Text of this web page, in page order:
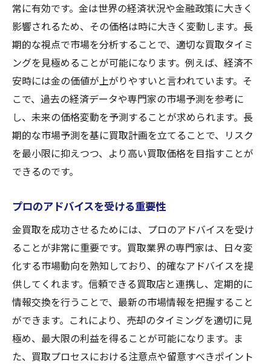
常に有効です。金は世界の経済状況や金融政策に大きく
影響されるため、その価格は時に大きく変動します。長
期的な視点で市場を分析することで、適切な買取タイミ
ングを見極めることが可能になります。例えば、経済不
安時には金の価値が上がりやすいと言われています。そ
こで、過去の経済データや専門家の市場予測を参考に
し、未来の価格変動を予測することが求められます。長
期的な市場予測を基に買取計画を立てることで、リスク
を最小限に抑えつつ、より高い買取価格を目指すことが
できるのです。
プロのアドバイスを受ける重要性
金買取を成功させるためには、プロのアドバイスを受け
ることが非常に重要です。買取業界の専門家は、日々変
化する市場動向を熟知しており、的確なアドバイスを提
供してくれます。信頼できる買取店と連携し、定期的に
情報交換を行うことで、最新の市場情報を把握すること
ができます。これにより、売却のタイミングを適切に見
極め、最大限の利益を得ることが可能になります。ま
た、買取プロセスにおける注意点や留意すべきポイント